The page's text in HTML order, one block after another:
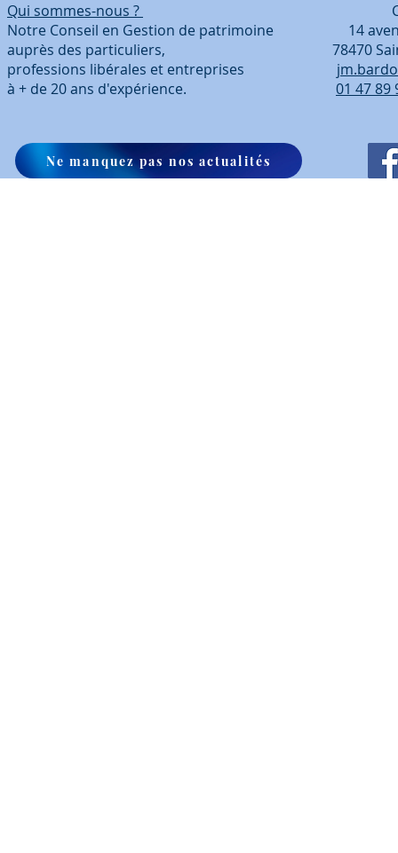
Qui sommes-nous ?
Notre Conseil en Gestion de patrimoine 14
auprès des particuliers, 78470 Saint-
professions libérales et entreprises
à + de 20 ans d'expérience. 01 47 89
Ne manquez pas nos actualités